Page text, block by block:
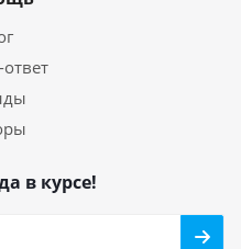
в курсе!